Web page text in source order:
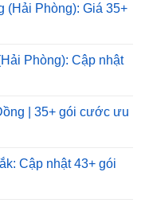
(Hải Phòng): Giá 35+
Phòng): Cập nhật
| 35+ gói cước ưu
Cập nhật 43+ gói